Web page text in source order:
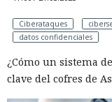
Ciberataques
datos confidenciales
¿Cómo un sistema
clave del cofres de